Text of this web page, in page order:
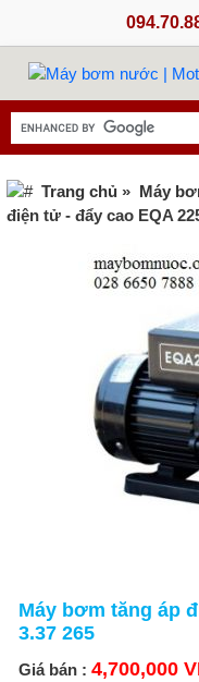
Trang chủ » Máy
điện tử - đẩy cao EQA
Máy bơm tăng áp
3.37 265
Giá bán : 4,700,000